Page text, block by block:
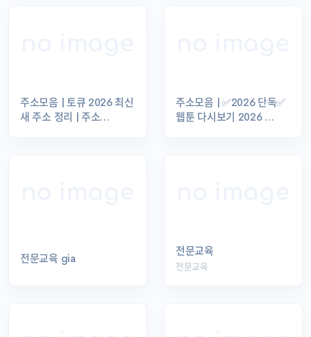
주소모음 | 토큐 2026 최신
새 주소 정리 | 주소…
주소모음 | ✅2026 단독✅
웹툰 다시보기 2026 …
전문교육 gia
전문교육
전문교육